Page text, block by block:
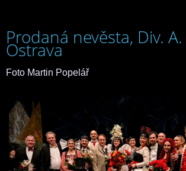
Prodaná nevěsta, Div.
Ostrava
Foto Martin Popelář